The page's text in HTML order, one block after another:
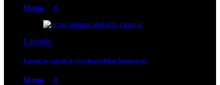
Mona 0
Lifestyle
Lucruri pe care nu le știai despre Adam Întunecatul
Mona 0